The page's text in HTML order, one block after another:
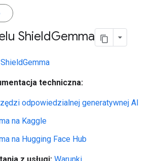
ShieldGemma
ShieldGemma
techniczna:
odpowiedzialnej generatywnej AI
na Kaggle
na Hugging Face Hub